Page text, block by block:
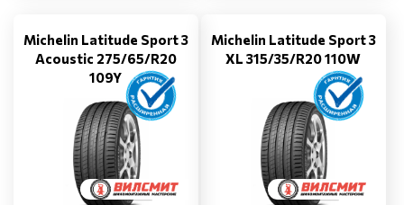
Michelin Latitude Sport 3
Acoustic 275/65/R20
109Y
Michelin Latitude Sport 3
XL 315/35/R20 110W